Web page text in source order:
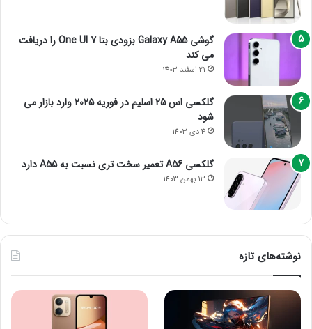
گوشی Galaxy A55 بزودی بتا One UI 7 را دریافت
می کند
21 اسفند 1403
گلکسی اس 25 اسلیم در فوریه 2025 وارد بازار می
شود
4 دی 1403
گلکسی A56 تعمیر سخت تری نسبت به A55 دارد
13 بهمن 1403
نوشته‌های تازه